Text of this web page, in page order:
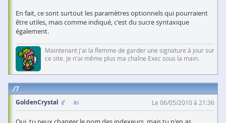
En fait, ce sont surtout les paramètres optionnels qui pourraient
être utiles, mais comme indiqué, c'est du sucre syntaxique
également.
Maintenant j'ai la flemme de garder une signature à jour sur
ce site. Je n'ai même plus ma chaîne Exec sous la main.
7
GoldenCrystal
Le 06/05/2010 à 21:36